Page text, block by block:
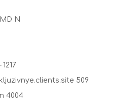
N
509
4004